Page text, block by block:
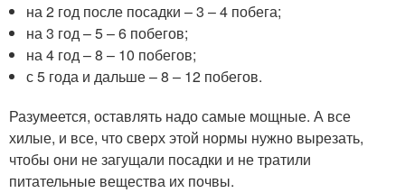
на 2 год после посадки – 3 – 4 побега;
на 3 год – 5 – 6 побегов;
на 4 год – 8 – 10 побегов;
с 5 года и дальше – 8 – 12 побегов.
Разумеется, оставлять надо самые мощные. А все
хилые, и все, что сверх этой нормы нужно вырезать,
чтобы они не загущали посадки и не тратили
питательные вещества их почвы.